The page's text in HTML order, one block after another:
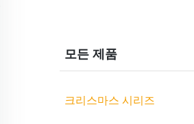
모든 제품
크리스마스 시리즈